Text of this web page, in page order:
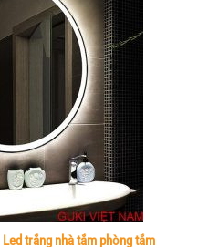
trắng nhà tắm phòng tắm